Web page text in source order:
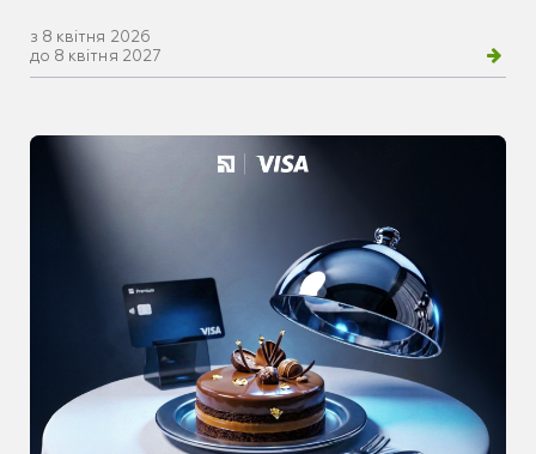
з 8 квітня 2026
до 8 квітня 2027